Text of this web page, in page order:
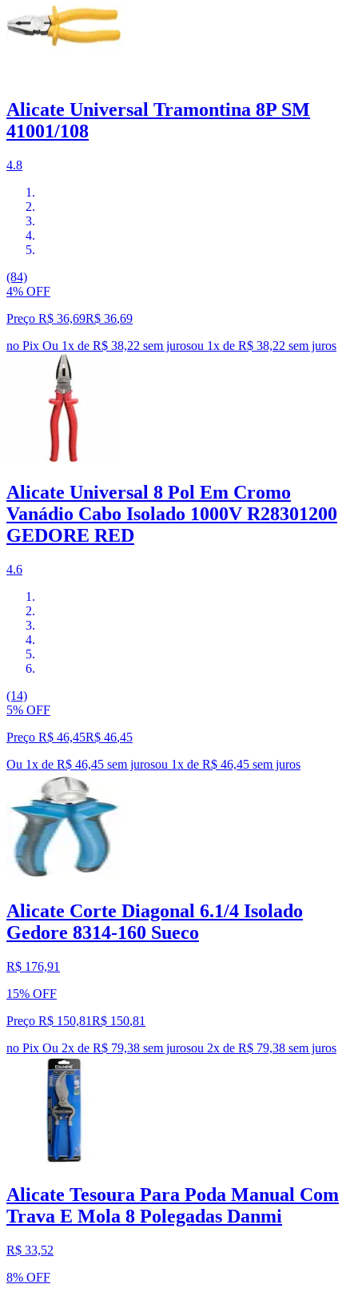
Alicate Universal Tramontina 8P SM
41001/108
4.8
(84)
4% OFF
Preço R$ 36,69R$ 36,69
no Pix Ou 1x de R$ 38,22 sem jurosou 1x de R$ 38,22 sem juros
Alicate Universal 8 Pol Em Cromo
Vanádio Cabo Isolado 1000V R28301200
GEDORE RED
4.6
(14)
5% OFF
Preço R$ 46,45R$ 46,45
Ou 1x de R$ 46,45 sem jurosou 1x de R$ 46,45 sem juros
Alicate Corte Diagonal 6.1/4 Isolado
Gedore 8314-160 Sueco
R$ 176,91
15% OFF
Preço R$ 150,81R$ 150,81
no Pix Ou 2x de R$ 79,38 sem jurosou 2x de R$ 79,38 sem juros
Alicate Tesoura Para Poda Manual Com
Trava E Mola 8 Polegadas Danmi
R$ 33,52
8% OFF